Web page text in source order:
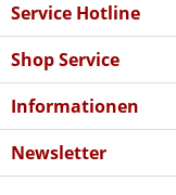
Service Hotline
Shop Service
Informationen
Newsletter